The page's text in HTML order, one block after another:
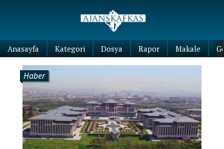
Anasayfa Kategori Dosya Rapor Makale
Haber